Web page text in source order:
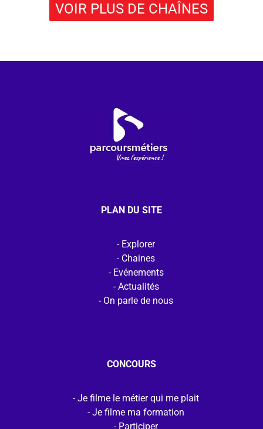
VOIR PLUS DE CHAÎNES
PLAN DU SITE
Explorer
Chaines
Evénements
Actualités
On parle de nous
CONCOURS
Je filme le métier qui me plait
Je filme ma formation
Participer